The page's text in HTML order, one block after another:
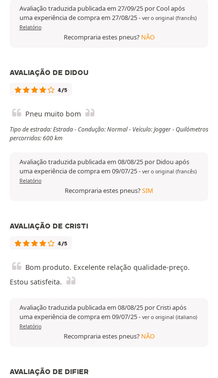
Avaliação traduzida publicada em 27/09/25 por Cool após
uma experiência de compra em 27/08/25- ver o original (francês)
Relatório
Recompraria estes pneus? NÃO
AVALIAÇÃO DE DIDOU
4/5
Pneu muito bom
Tipo de estrada: Estrada - Condução: Normal - Veículo: Jogger - Quilómetros
percorridos: 600 km
Avaliação traduzida publicada em 08/08/25 por Didou após
uma experiência de compra em 09/07/25- ver o original (francês)
Relatório
Recompraria estes pneus?SIM
AVALIAÇÃO DE CRISTI
4/5
Bom produto. Excelente relação qualidade-preço.
Estou satisfeita.
Avaliação traduzida publicada em 08/08/25 por Cristi após
uma experiência de compra em 09/07/25- ver o original (italiano)
Relatório
Recompraria estes pneus? NÃO
AVALIAÇÃO DE DIFIER